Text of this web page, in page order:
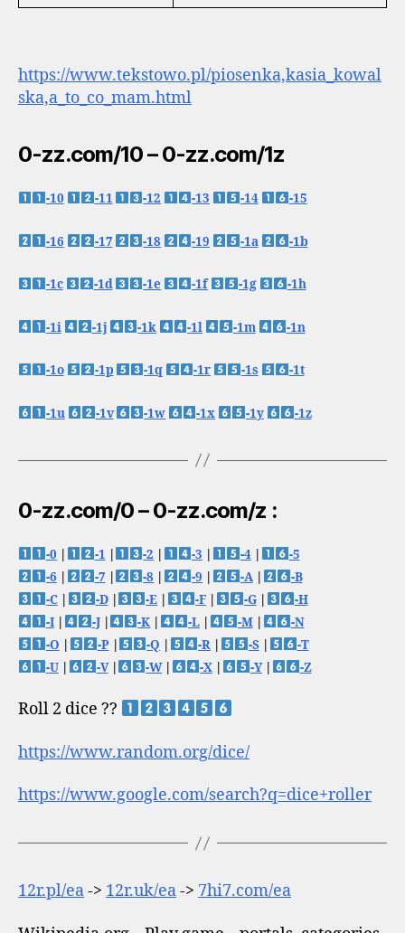
https://www.tekstowo.pl/piosenka,kasia_kowal
ska,a_to_co_mam.html
0-zz.com/10 – 0-zz.com/1z
-10 -11 -12 -13 -14 -15
-16 -17 -18 -19 -1a -1b
-1c -1d -1e -1f -1g -1h
-1i -1j -1k -1l -1m -1n
-1o -1p -1q -1r -1s -1t
-1u -1v -1w -1x -1y -1z
0-zz.com/0 – 0-zz.com/z :
-0 -1 -2 -3 -4|
-5
-6
-7 -8 -9 -A|
-B
-C| -D| -E -F -G|
-H
-I| -J| -K -L -M|
-N
-O
-P| -Q -R -S|
-T
-U| -V| -W| -X -Y| -Z
Roll 2 dice ??
https://www.random.org/dice/
https://www.google.com/search?q=dice+roller
12r.pl/ea-> 12r.uk/ea-> 7hi7.com/ea